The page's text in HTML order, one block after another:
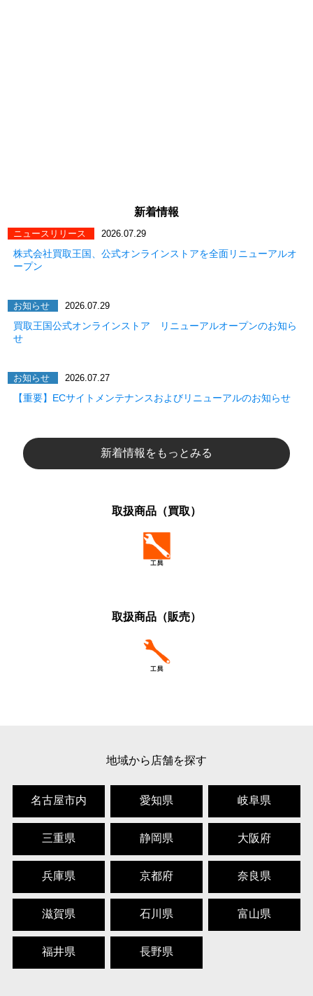
新着情報
ニュースリリース 2026.07.29
株式会社買取王国、公式オンラインストアを全面リニューアルオ
ープン
お知らせ 2026.07.29
買取王国公式オンラインストア リニューアルオープンのお知ら
せ
お知らせ 2026.07.27
【重要】ECサイトメンテナンスおよびリニューアルのお知らせ
新着情報をもっとみる
取扱商品（買取）
取扱商品（販売）
地域から店舗を探す
名古屋市内 愛知県 岐阜県
三重県 静岡県 大阪府
兵庫県 京都府 奈良県
滋賀県 石川県 富山県
福井県 長野県